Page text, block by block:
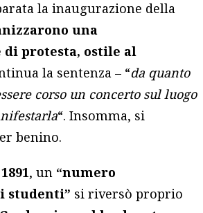
la inaugurazione della
una
protesta, ostile al
la sentenza – “da quanto
corso un concerto sul luogo
“. Insomma, si
benino.
, un “numero
studenti” si riversò proprio